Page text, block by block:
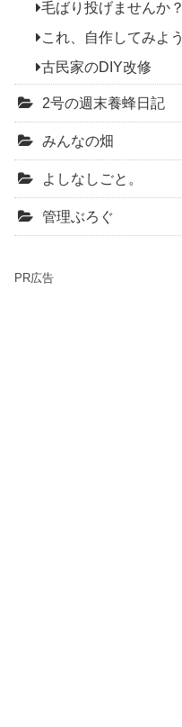
毛ばり投げませんか？
これ、自作してみよう
古民家のDIY改修
2号の週末養蜂日記
みんなの畑
よしなしごと。
管理ぶろぐ
PR広告